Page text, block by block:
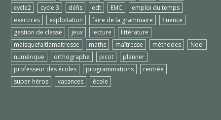
cycle2
cycle 3 défis edt EMC
emploi du temps
exercices
exploitation faire de la grammaire
fluence
gestion de classe
jeux lecture
littérature
maisquefaitlamaitresse
maths maîtresse méthodes
Noël
numérique
orthographe picot
planner
professeur des écoles
programmations
rentrée
super-héros
vacances école